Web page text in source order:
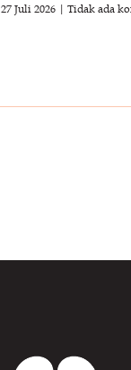
27 Juli 2026 Tidak ada